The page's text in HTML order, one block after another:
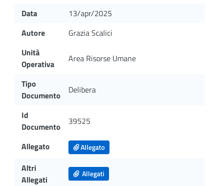
Data
13/apr/2025
Autore
Grazia Scalici
Unità
Operativa
Area Risorse Umane
Tipo
Documento
Delibera
Id
Documento
39525
Allegato Allegato
Altri
Allegati
Allegati